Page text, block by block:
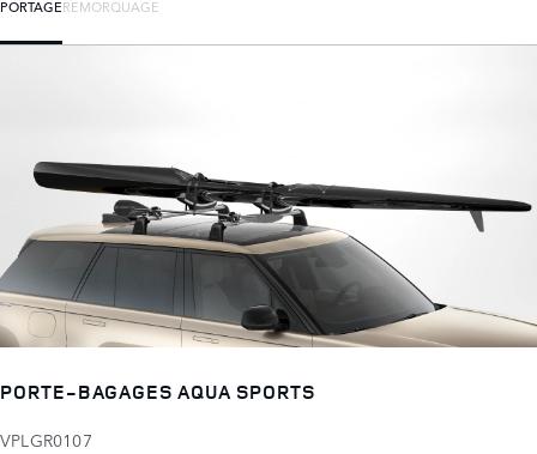
PORTAGEREMORQUAGE
PORTE-BAGAGES AQUA SPORTS
VPLGR0107